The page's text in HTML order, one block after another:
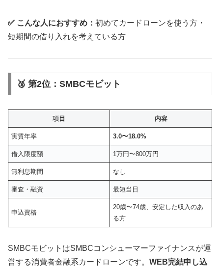
✅ こんな人におすすめ： 初めてカードローンを使う方・
短期間の借り入れを考えている方
🥈 第2位：SMBCモビット
項目 内容
実質年率 3.0〜18.0%
借入限度額 1万円〜800万円
無利息期間 なし
審査・融資 最短当日
申込資格
20歳〜74歳、安定した収入のあ
る方
SMBCモビットはSMBCコンシューマーファイナンスが運
営する消費者金融系カードローンです。 WEB完結申し込